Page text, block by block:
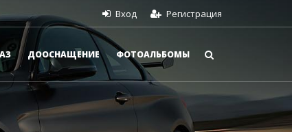
Вход Регистрация
ДООСНАЩЕНИЕ ФОТОАЛЬБОМЫ